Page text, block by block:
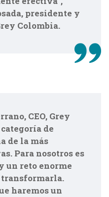
presidente y
Colombia.
CEO, Grey
de
de la más
Para nosotros es
un reto enorme
transformarla.
haremos un